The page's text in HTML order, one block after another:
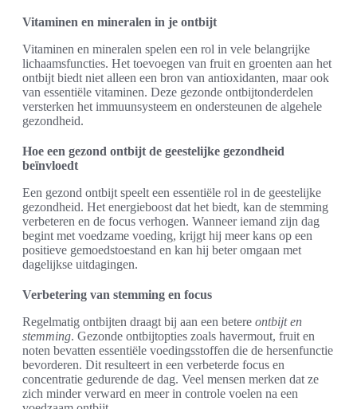
Vitaminen en mineralen in je ontbijt
Vitaminen en mineralen spelen een rol in vele belangrijke
lichaamsfuncties. Het toevoegen van fruit en groenten aan het
ontbijt biedt niet alleen een bron van antioxidanten, maar ook
van essentiële vitaminen. Deze gezonde ontbijtonderdelen
versterken het immuunsysteem en ondersteunen de algehele
gezondheid.
Hoe een gezond ontbijt de geestelijke gezondheid
beïnvloedt
Een gezond ontbijt speelt een essentiële rol in de geestelijke
gezondheid. Het energieboost dat het biedt, kan de stemming
verbeteren en de focus verhogen. Wanneer iemand zijn dag
begint met voedzame voeding, krijgt hij meer kans op een
positieve gemoedstoestand en kan hij beter omgaan met
dagelijkse uitdagingen.
Verbetering van stemming en focus
Regelmatig ontbijten draagt bij aan een betere ontbijt en
stemming. Gezonde ontbijtopties zoals havermout, fruit en
noten bevatten essentiële voedingsstoffen die de hersenfunctie
bevorderen. Dit resulteert in een verbeterde focus en
concentratie gedurende de dag. Veel mensen merken dat ze
zich minder verward en meer in controle voelen na een